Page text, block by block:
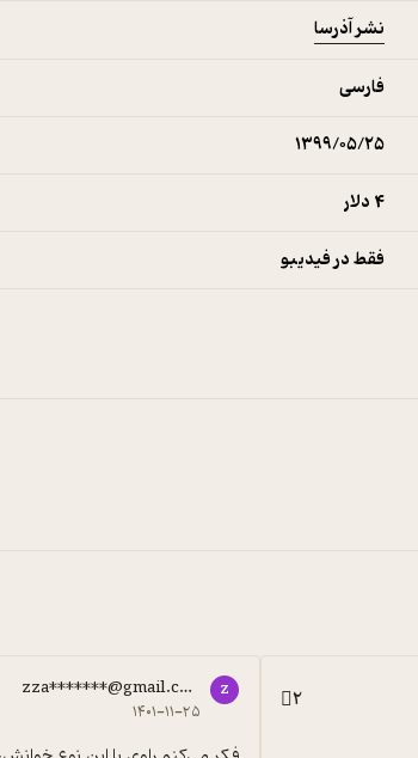
نشر آذرسا
فارسی
۱۳۹۹/۰۵/۲۵
4 دلار
فقط در فیدیبو
2
z
zza*******@gmail.com
۱۴۰۱-۱۱-۲۵